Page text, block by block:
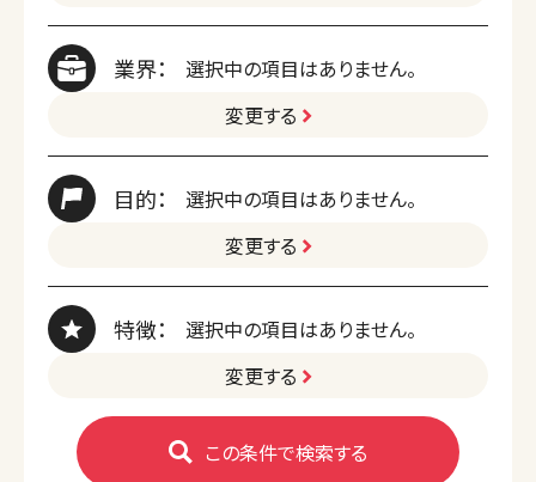
業界：
選択中の項目はありません。
変更する
目的：
選択中の項目はありません。
変更する
特徴：
選択中の項目はありません。
変更する
この条件で検索する